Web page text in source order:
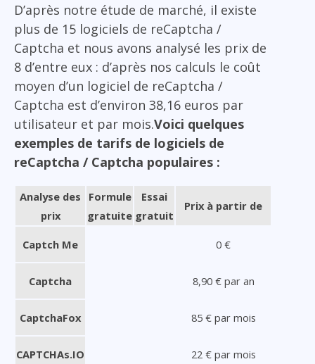
D’après notre étude de marché, il existe
plus de 15 logiciels de reCaptcha /
Captcha et nous avons analysé les prix de
8 d’entre eux : d’après nos calculs le coût
moyen d’un logiciel de reCaptcha /
Captcha est d’environ 38,16 euros par
utilisateur et par mois.Voici quelques
exemples de tarifs de logiciels de
reCaptcha / Captcha populaires :
Analyse des
prix
Formule
gratuite
Essai
gratuit
Prix à partir de
Captch Me 0 €
Captcha 8,90 € par an
CaptchaFox 85 € par mois
CAPTCHAs.IO 22 € par mois